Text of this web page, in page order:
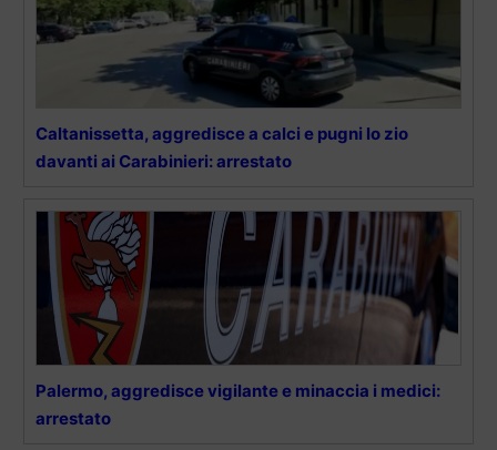
Caltanissetta, aggredisce a calci e pugni lo zio
davanti ai Carabinieri: arrestato
Palermo, aggredisce vigilante e minaccia i medici:
arrestato